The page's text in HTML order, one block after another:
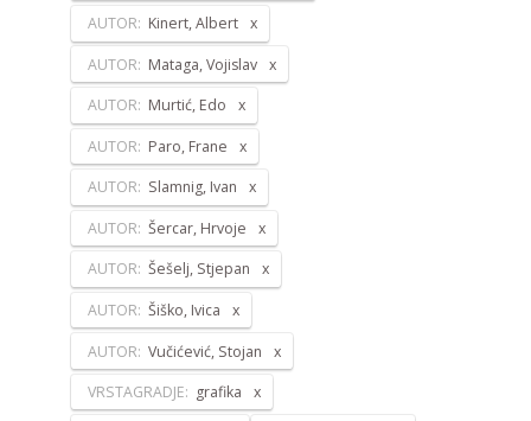
AUTOR: Kinert, Albert
AUTOR: Mataga, Vojislav
AUTOR: Murtić, Edo
AUTOR: Paro, Frane
AUTOR: Slamnig, Ivan
AUTOR: Šercar, Hrvoje
AUTOR: Šešelj, Stjepan
AUTOR: Šiško, Ivica
AUTOR: Vučićević, Stojan
VRSTAGRADJE: grafika